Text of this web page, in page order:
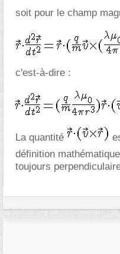
soit pour le champ
c'est-à-dire :
La quantité
définition
toujours